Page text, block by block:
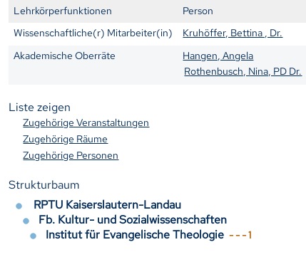
Lehrkörperfunktionen
Person
Wissenschaftliche(r) Mitarbeiter(in)
Kruhöffer, Bettina , Dr.
Akademische Oberräte
Hangen, Angela
Rothenbusch, Nina, PD Dr.
Liste zeigen
Zugehörige Veranstaltungen
Zugehörige Räume
Zugehörige Personen
Strukturbaum
RPTU Kaiserslautern-Landau
Fb. Kultur- und Sozialwissenschaften
Institut für Evangelische Theologie - - - 1